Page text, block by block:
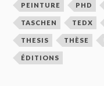
PEINTURE PHD
TASCHEN TEDX
THESIS THÈSE
ÉDITIONS